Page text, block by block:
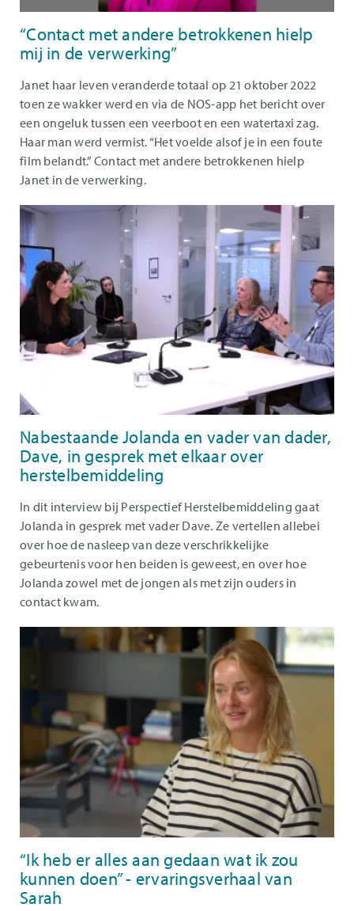
“Contact met andere betrokkenen hielp
mij in de verwerking”
Janet haar leven veranderde totaal op 21 oktober 2022
toen ze wakker werd en via de NOS-app het bericht over
een ongeluk tussen een veerboot en een watertaxi zag.
Haar man werd vermist. “Het voelde alsof je in een foute
film belandt.” Contact met andere betrokkenen hielp
Janet in de verwerking.
Nabestaande Jolanda en vader van dader,
Dave, in gesprek met elkaar over
herstelbemiddeling
In dit interview bij Perspectief Herstelbemiddeling gaat
Jolanda in gesprek met vader Dave. Ze vertellen allebei
over hoe de nasleep van deze verschrikkelijke
gebeurtenis voor hen beiden is geweest, en over hoe
Jolanda zowel met de jongen als met zijn ouders in
contact kwam.
“Ik heb er alles aan gedaan wat ik zou
kunnen doen” - ervaringsverhaal van
Sarah